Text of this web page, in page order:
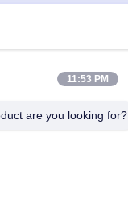
11:53 PM
are you looking for?